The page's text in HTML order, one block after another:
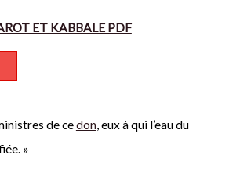
ET KABBALE PDF
de cedon, eux à qui l’eau du
»